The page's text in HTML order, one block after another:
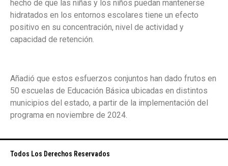
hecho de que las niñas y los niños puedan mantenerse
hidratados en los entornos escolares tiene un efecto
positivo en su concentración, nivel de actividad y
capacidad de retención.
Añadió que estos esfuerzos conjuntos han dado frutos en
50 escuelas de Educación Básica ubicadas en distintos
municipios del estado, a partir de la implementación del
programa en noviembre de 2024.
Todos Los Derechos Reservados